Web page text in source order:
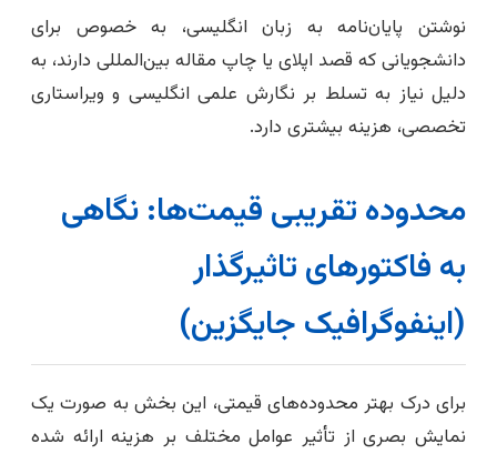
نوشتن پایان‌نامه به زبان انگلیسی، به خصوص برای
دانشجویانی که قصد اپلای یا چاپ مقاله بین‌المللی دارند، به
دلیل نیاز به تسلط بر نگارش علمی انگلیسی و ویراستاری
تخصصی، هزینه بیشتری دارد.
محدوده تقریبی قیمت‌ها: نگاهی
به فاکتورهای تاثیرگذار
(اینفوگرافیک جایگزین)
برای درک بهتر محدوده‌های قیمتی، این بخش به صورت یک
نمایش بصری از تأثیر عوامل مختلف بر هزینه ارائه شده